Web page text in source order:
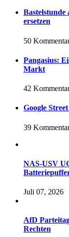
Bastelstunde
ersetzen
50
Pangasius:
Markt
42
Google
39
NAS-USV
Juli 07, 2026
AfD
Rechten